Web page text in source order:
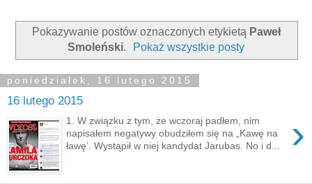
Pokazywanie postów oznaczonych etykietą Paweł
Smoleński. Pokaż wszystkie posty
poniedziałek, 16 lutego 2015
16 lutego 2015
›
1. W związku z tym, że wczoraj padłem, nim
napisałem negatywy obudziłem się na „Kawę na
ławę’. Wystąpił w niej kandydat Jarubas. No i d...